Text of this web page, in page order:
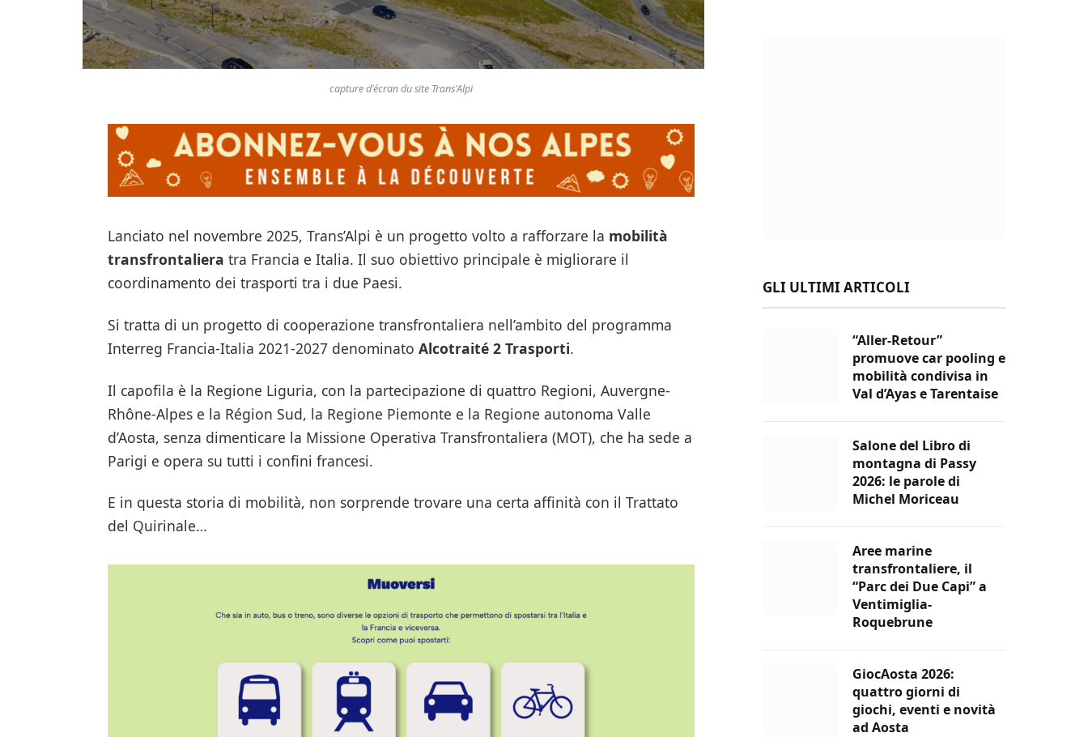
capture d'écran du site Trans'Alpi
Lanciato nel novembre 2025, Trans’Alpi è un progetto volto a rafforzare la mobilità
transfrontaliera tra Francia e Italia. Il suo obiettivo principale è migliorare il
coordinamento dei trasporti tra i due Paesi.
Si tratta di un progetto di cooperazione transfrontaliera nell’ambito del programma
Interreg Francia-Italia 2021-2027 denominato Alcotraité 2 Trasporti.
Il capofila è la Regione Liguria, con la partecipazione di quattro Regioni, Auvergne-
Rhône-Alpes e la Région Sud, la Regione Piemonte e la Regione autonoma Valle
d’Aosta, senza dimenticare la Missione Operativa Transfrontaliera (MOT), che ha sede a
Parigi e opera su tutti i confini francesi.
E in questa storia di mobilità, non sorprende trovare una certa affinità con il Trattato
del Quirinale…
GLI ULTIMI ARTICOLI
“Aller-Retour”
promuove car pooling e
mobilità condivisa in
Val d’Ayas e Tarentaise
Salone del Libro di
montagna di Passy
2026: le parole di
Michel Moriceau
Aree marine
transfrontaliere, il
“Parc dei Due Capi” a
Ventimiglia-
Roquebrune
GiocAosta 2026:
quattro giorni di
giochi, eventi e novità
ad Aosta